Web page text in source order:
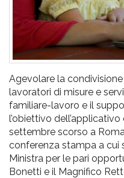
Agevolare la
lavoratori di misure e
familiare-lavoro e il
l’obiettivo
settembre scorso a
conferenza stampa a cui
Ministra per le pari
Bonetti e il Magnifico